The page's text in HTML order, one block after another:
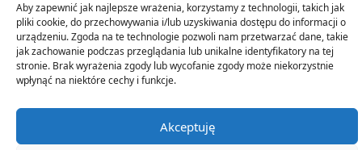
Aby zapewnić jak najlepsze wrażenia, korzystamy z technologii, takich jak
pliki cookie, do przechowywania i/lub uzyskiwania dostępu do informacji o
urządzeniu. Zgoda na te technologie pozwoli nam przetwarzać dane, takie
jak zachowanie podczas przeglądania lub unikalne identyfikatory na tej
stronie. Brak wyrażenia zgody lub wycofanie zgody może niekorzystnie
wpłynąć na niektóre cechy i funkcje.
Akceptuję